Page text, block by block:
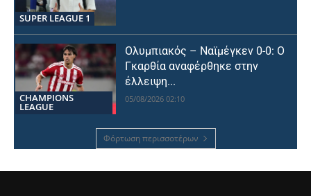
SUPER LEAGUE 1
CHAMPIONS
LEAGUE
Ολυμπιακός – Ναϊμέγκεν 0-0: Ο
Γκαρθία αναφέρθηκε στην
έλλειψη...
05/08/2026 02:10
Φόρτωση περισσοτέρων